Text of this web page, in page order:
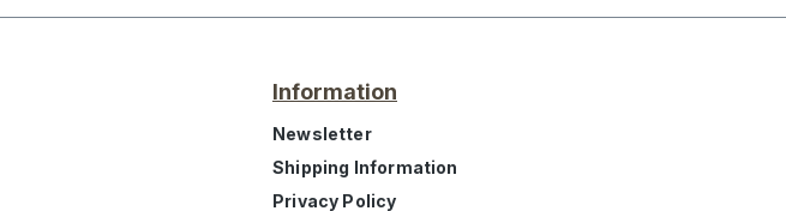
Information
Newsletter
Shipping Information
Privacy Policy